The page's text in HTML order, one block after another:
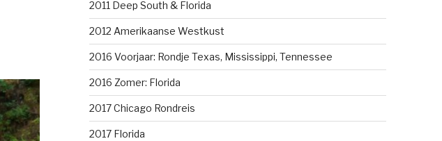
2011 Deep South & Florida
2012 Amerikaanse Westkust
2016 Voorjaar: Rondje Texas, Mississippi, Tennessee
2016 Zomer: Florida
2017 Chicago Rondreis
2017 Florida